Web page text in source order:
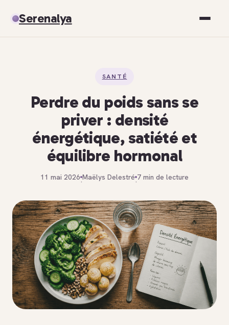
Serenalya
Spiritualité
Développement personnel
SANTÉ
Perdre du poids sans se
priver : densité
énergétique, satiété et
équilibre hormonal
11 mai 2026
·
Maëlys Delestré
·
7 min de lecture